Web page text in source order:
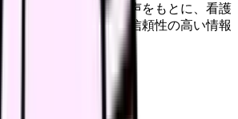
す。現場のリアルな声をもとに、看護
職・働き方に関する信頼性の高い情報
監修体制を見る